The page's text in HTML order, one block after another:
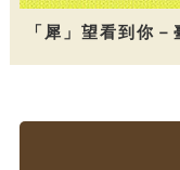
「犀」望看到你